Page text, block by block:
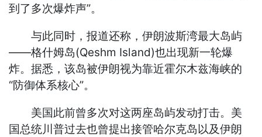
到了多次爆炸声”。
与此同时，报道还称，伊朗波斯湾最大岛屿
——格什姆岛(Qeshm Island)也出现新一轮爆
炸。据悉，该岛被伊朗视为靠近霍尔木兹海峡的
“防御体系核心”。
美国此前曾多次对这两座岛屿发动打击。美
国总统川普过去也曾提出接管哈尔克岛以及伊朗